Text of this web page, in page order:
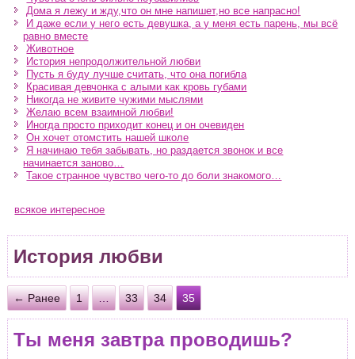
Дома я лежу и жду,что он мне напишет,но все напрасно!
И даже если у него есть девушка, а у меня есть парень, мы всё
равно вместе
Животное
История непродолжительной любви
Пусть я буду лучше считать, что она погибла
Красивая девчонка с алыми как кровь губами
Никогда не живите чужими мыслями
Желаю всем взаимной любви!
Иногда просто приходит конец и он очевиден
Он хочет отомстить нашей школе
Я начинаю тебя забывать, но раздается звонок и все
начинается заново…
Такое странное чувство чего-то до боли знакомого…
всякое интересное
История любви
← Ранее 1 … 33 34 35
Ты меня завтpа пpоводишь?